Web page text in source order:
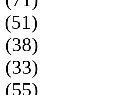
(51)
(38)
(33)
(55)